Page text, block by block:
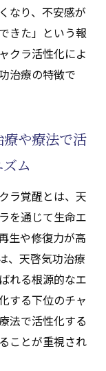
なり、不安感が
きた」という報
クラ活性化によ
治療の特徴で
や療法で活
ム
ラ覚醒とは、天
を通じて生命エ
生や修復力が高
、天啓気功治療
れる根源的なエ
する下位のチャ
法で活性化する
ことが重視され